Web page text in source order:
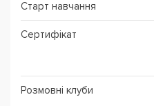
Старт навчання
Сертифікат
Розмовні клуби